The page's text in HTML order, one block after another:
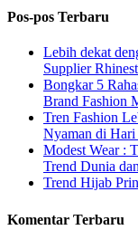
Pos-pos Terbaru
Lebih dekat
Supplier
Bongkar 5
Brand Fashion
Tren Fashion
Nyaman di Hari
Modest Wear :
Trend Dunia
Trend Hijab
Komentar Terbaru